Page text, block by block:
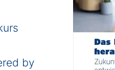
by